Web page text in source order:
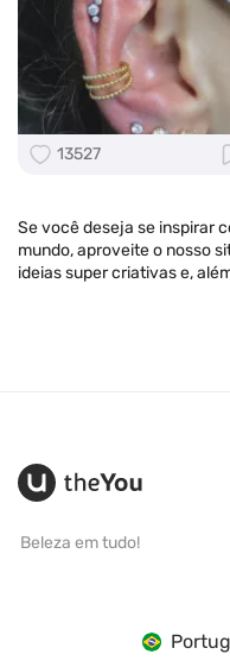
13527
Se você deseja se inspirar
mundo, aproveite o nosso
ideias super criativas e,
Beleza em tudo!